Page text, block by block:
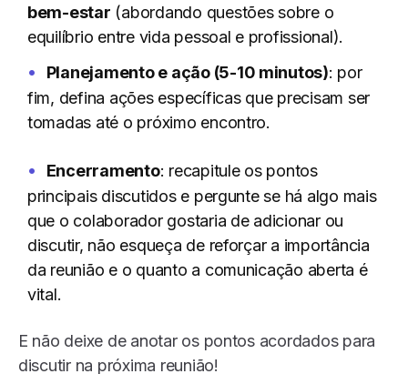
bem-estar (abordando questões sobre o
equilíbrio entre vida pessoal e profissional).
Planejamento e ação (5-10 minutos): por
fim, defina ações específicas que precisam ser
tomadas até o próximo encontro.
Encerramento: recapitule os pontos
principais discutidos e pergunte se há algo mais
que o colaborador gostaria de adicionar ou
discutir, não esqueça de reforçar a importância
da reunião e o quanto a comunicação aberta é
vital.
E não deixe de anotar os pontos acordados para
discutir na próxima reunião!